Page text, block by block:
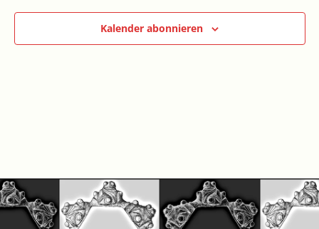
Kalender abonnieren